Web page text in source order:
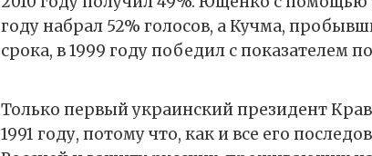
году набрал 52% голосов, а Кучма,
срока, в 1999 году победил с показателем
Только первый украинский президент
1991 году, потому что, как и все его